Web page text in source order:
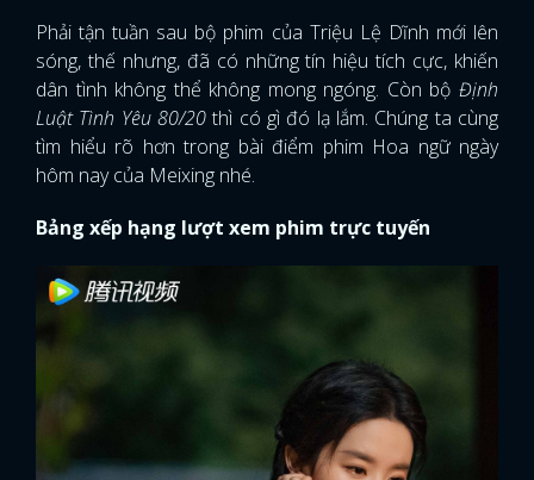
Phải tận tuần sau bộ phim của Triệu Lệ Dĩnh mới lên
sóng, thế nhưng, đã có những tín hiệu tích cực, khiến
dân tình không thể không mong ngóng. Còn bộ Định
Luật Tình Yêu 80/20 thì có gì đó lạ lắm. Chúng ta cùng
tìm hiểu rõ hơn trong bài điểm phim Hoa ngữ ngày
hôm nay của Meixing nhé.
Bảng xếp hạng lượt xem phim trực tuyến